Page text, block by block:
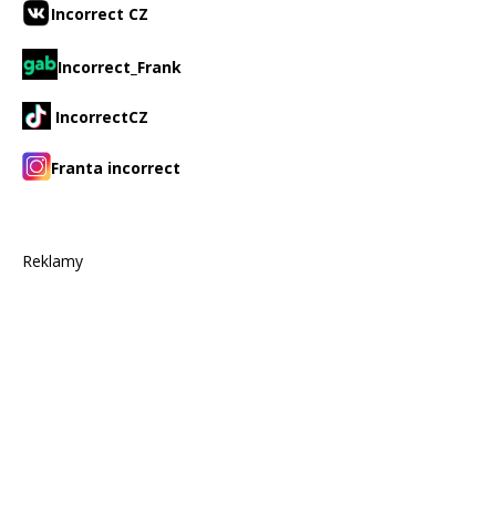
Incorrect CZ
Incorrect_Frank
IncorrectCZ
Franta incorrect
Reklamy